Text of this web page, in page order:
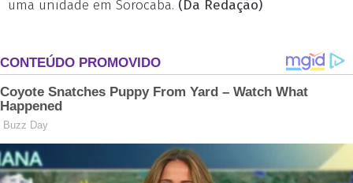
uma unidade em Sorocaba. (Da Redação)